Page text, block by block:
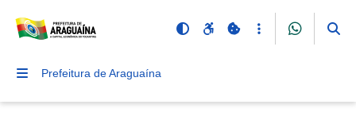
Prefeitura de Araguaína